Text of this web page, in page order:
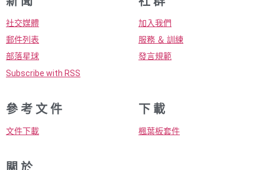
社交媒體
郵件列表
部落星球
Subscribe with RSS
加入我們
服務 ＆ 訓練
發言規範
參 考 文 件
文件下載
下 載
楓葉板套件